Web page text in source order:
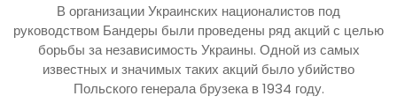
В организации Украинских националистов под
руководством Бандеры были проведены ряд акций с целью
борьбы за независимость Украины. Одной из самых
известных и значимых таких акций было убийство
Польского генерала брузека в 1934 году.